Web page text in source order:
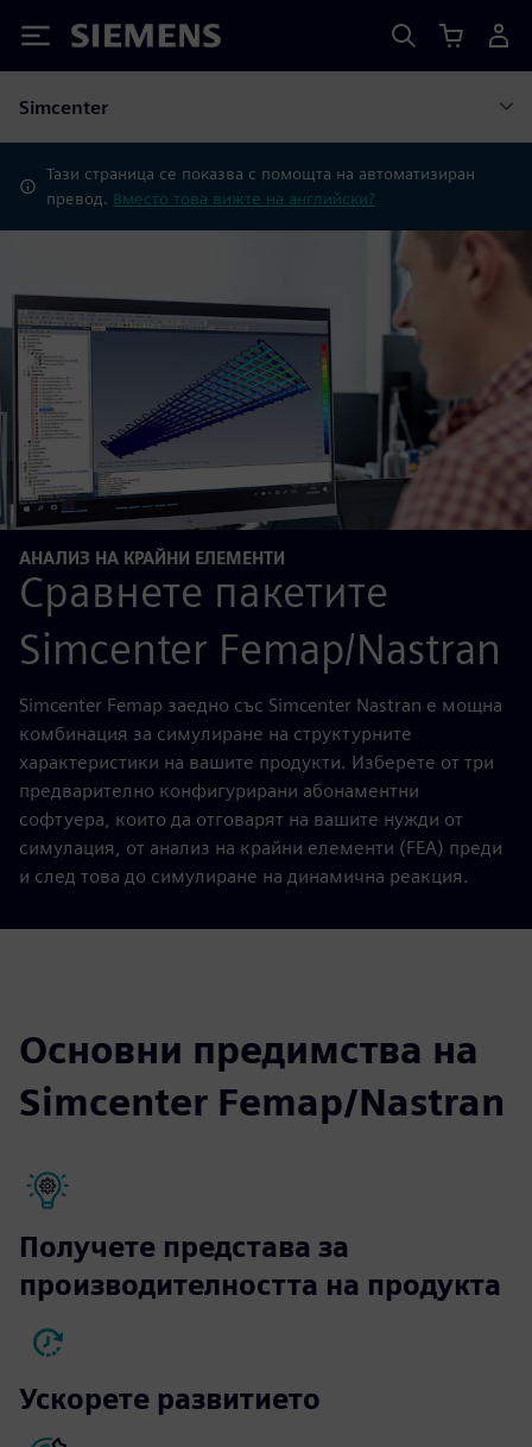
Siemens
Simcenter
Тази страница се показва с помощта на автоматизиран
превод. Вместо това вижте на английски?
АНАЛИЗ НА КРАЙНИ ЕЛЕМЕНТИ
Сравнете пакетите
Simcenter Femap/Nastran
Simcenter Femap заедно със Simcenter Nastran е мощна
комбинация за симулиране на структурните
характеристики на вашите продукти. Изберете от три
предварително конфигурирани абонаментни
софтуера, които да отговарят на вашите нужди от
симулация, от анализ на крайни елементи (FEA) преди
и след това до симулиране на динамична реакция.
Основни предимства на
Simcenter Femap/Nastran
Получете представа за
производителността на продукта
Ускорете развитието